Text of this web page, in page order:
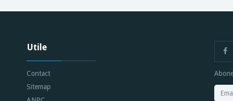
Utile
Contact
Sitemap